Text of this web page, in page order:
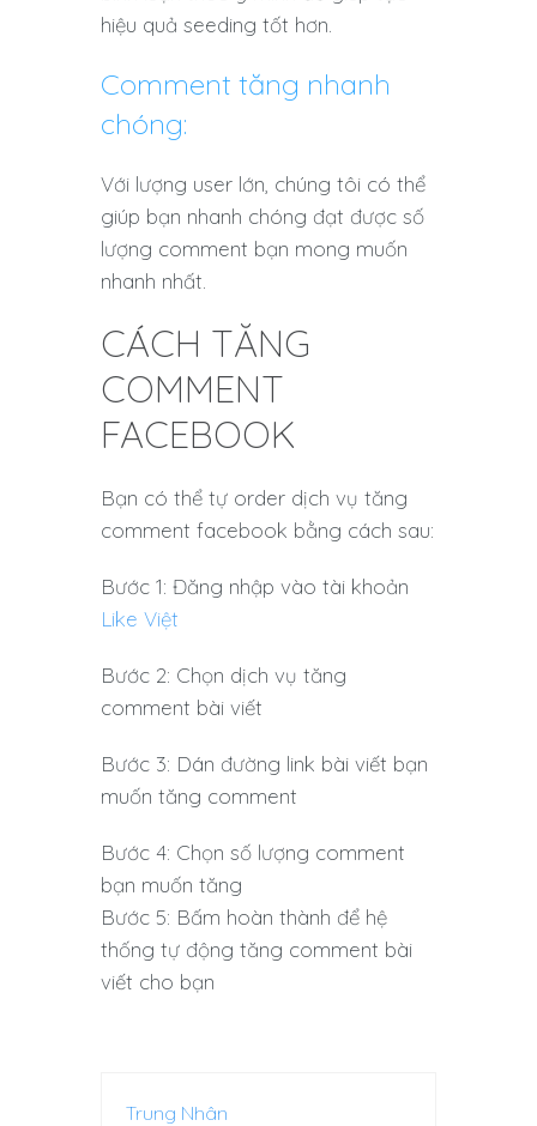
hiệu quả seeding tốt hơn.
Comment tăng nhanh
chóng:
Với lượng user lớn, chúng tôi có thể
giúp bạn nhanh chóng đạt được số
lượng comment bạn mong muốn
nhanh nhất.
CÁCH TĂNG
COMMENT
FACEBOOK
Bạn có thể tự order dịch vụ tăng
comment facebook bằng cách sau:
Bước 1: Đăng nhập vào tài khoản
Like Việt
Bước 2: Chọn dịch vụ tăng
comment bài viết
Bước 3: Dán đường link bài viết bạn
muốn tăng comment
Bước 4: Chọn số lượng comment
bạn muốn tăng
Bước 5: Bấm hoàn thành để hệ
thống tự động tăng comment bài
viết cho bạn
Trung Nhân